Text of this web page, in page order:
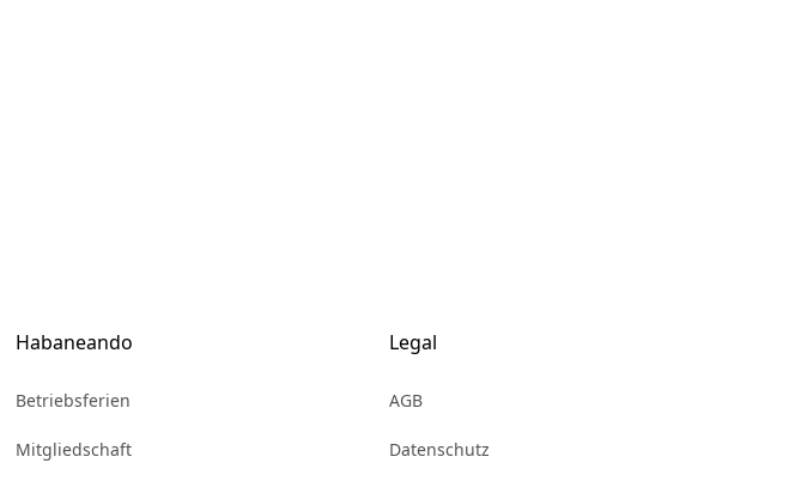
Habaneando
Betriebsferien
Mitgliedschaft
Legal
AGB
Datenschutz